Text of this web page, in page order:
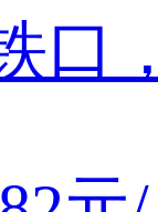
口